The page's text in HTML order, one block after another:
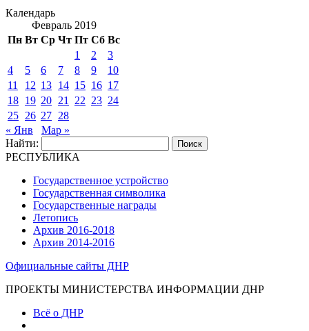
Календарь
Февраль 2019
Пн Вт Ср Чт Пт Сб Вс
1
2
3
4
5 6 7 8 9
10
11
12 13 14 15 16 17
18 19 20 21 22 23 24
25 26 27 28
« Янв
Мар »
Найти:
РЕСПУБЛИКА
Государственное устройство
Государственная символика
Государственные награды
Летопись
Архив 2016-2018
Архив 2014-2016
Официальные сайты ДНР
ПРОЕКТЫ МИНИСТЕРСТВА ИНФОРМАЦИИ ДНР
Всё о ДНР